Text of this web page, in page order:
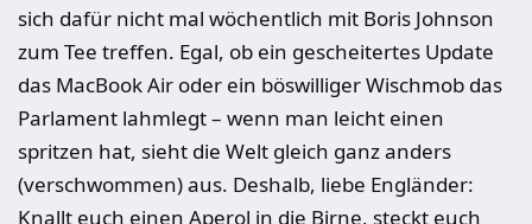
sich dafür nicht mal wöchentlich mit Boris Johnson
zum Tee treffen. Egal, ob ein gescheitertes Update
das MacBook Air oder ein böswilliger Wischmob das
Parlament lahmlegt – wenn man leicht einen
spritzen hat, sieht die Welt gleich ganz anders
(verschwommen) aus. Deshalb, liebe Engländer:
Knallt euch einen Aperol in die Birne, steckt euch